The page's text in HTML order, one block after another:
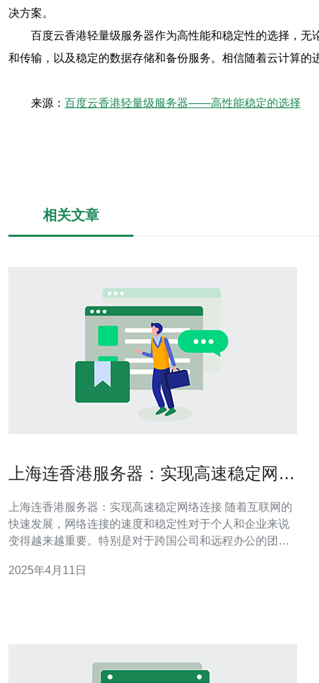
决方案。
百度云香港轻量级服务器作为高性能和稳定性的选择，
和传输，以及稳定的数据存储和备份服务。相信随着云计算的
来源： 百度云香港轻量级服务器——高性能稳定的选择
相关文章
上海连香港服务器：实现高速稳定网络
上海连香港服务器：实现高速稳定网络连接 随着互联网的
快速发展，网络连接的速度和稳定性对于个人和企业来说
变得越来越重要。特别是对于跨国公司和远程办公的团队
求，上海连香港服务器成为了一个理想的选择。 上海连香
2025年4月11日